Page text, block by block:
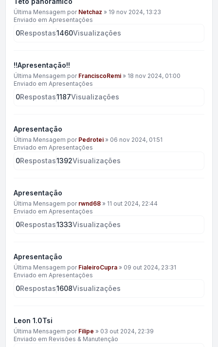
Última Mensagem por Netchaz » 19 nov 2024, 13:23
Enviado em Apresentações
0Respostas1460Visualizações
!!Apresentação!!
Última Mensagem por FranciscoRemi » 18 nov 2024, 01:00
Enviado em Apresentações
0Respostas1187Visualizações
Apresentação
Última Mensagem por Pedrotei » 06 nov 2024, 01:51
Enviado em Apresentações
0Respostas1392Visualizações
Apresentação
Última Mensagem por rwnd68 » 11 out 2024, 22:44
Enviado em Apresentações
0Respostas1333Visualizações
Apresentação
Última Mensagem por FialeiroCupra » 09 out 2024, 23:31
Enviado em Apresentações
0Respostas1608Visualizações
Leon 1.0Tsi
Última Mensagem por Filipe » 03 out 2024, 22:39
Enviado em Revisões & Manutenção